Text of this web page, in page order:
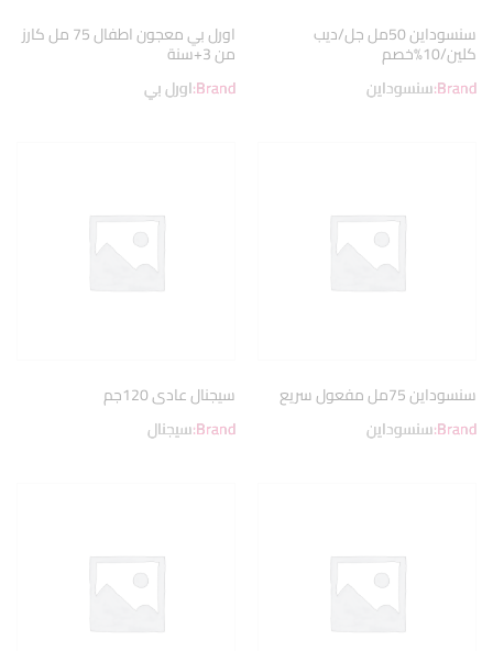
سنسوداين 50مل جل/ديب
كلين/10%خصم
Brand:سنسوداين
اورل بي معجون اطفال 75 مل كارز
من 3+سنة
Brand:اورل بي
سنسوداين 75مل مفعول سريع
Brand:سنسوداين
سيجنال عادى 120جم
Brand:سيجنال